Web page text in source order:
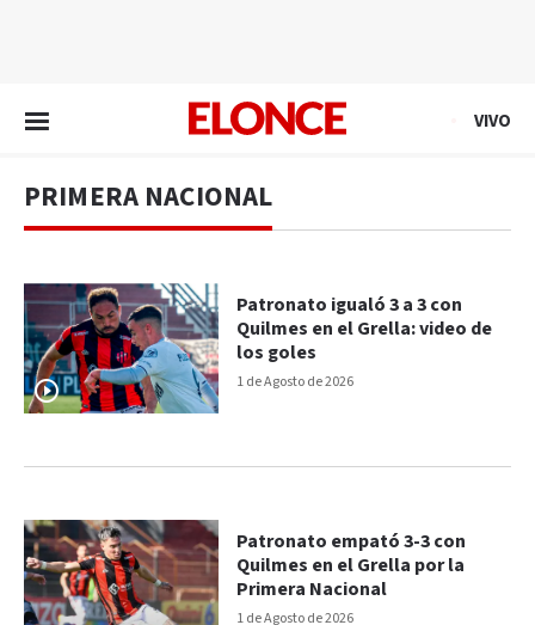
VIVO
PRIMERA NACIONAL
1 de Agosto de 2026
Patronato igualó 3 a 3 con
Quilmes en el Grella: video de
los goles
1 de Agosto de 2026
Patronato empató 3-3 con
Quilmes en el Grella por la
Primera Nacional